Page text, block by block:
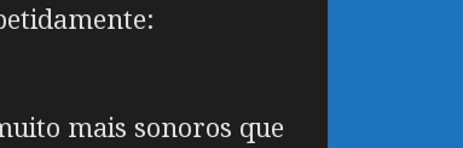
mais sonoros que